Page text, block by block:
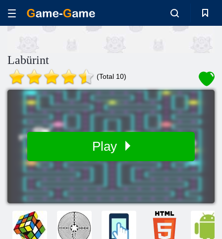
Labürint
(Total 10)
Play